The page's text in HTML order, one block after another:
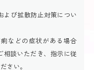
よび拡散防止対策につい
などの症状がある場合
相談いただき、指示に従
さい。